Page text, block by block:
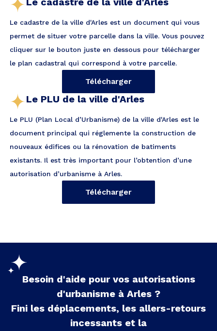
Le cadastre de la ville d'Arles est un document qui vous
permet de situer votre parcelle dans la ville. Vous pouvez
cliquer sur le bouton juste en dessous pour télécharger
le plan cadastral qui correspond à votre parcelle.
Télécharger
Le PLU de la ville d'Arles
Le PLU (Plan Local d’Urbanisme) de la ville d'Arles est le
document principal qui réglemente la construction de
nouveaux édifices ou la rénovation de batiments
existants. Il est très important pour l’obtention d’une
autorisation d’urbanisme à Arles.
Télécharger
Besoin d'aide pour vos autorisations
d'urbanisme à Arles ?
Fini les déplacements, les allers-retours
incessants et la